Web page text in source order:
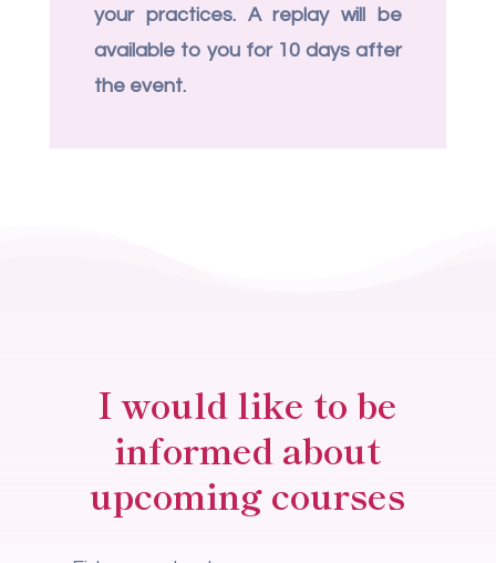
your practices. A replay will be
available to you for 10 days after
the event.
I would like to be
informed about
upcoming courses